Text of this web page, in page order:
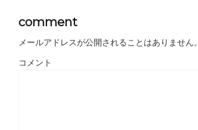
comment
メールアドレスが公開されることはありません。
コメント